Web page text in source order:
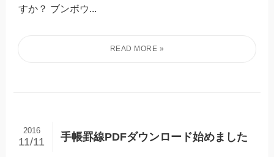
すか？ ブンボウ...
手帳罫線PDFダウンロード始めました
2016
11/11